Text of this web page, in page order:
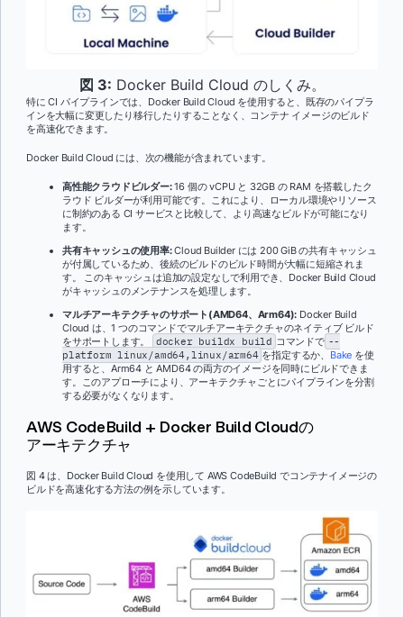
図 3: Docker Build Cloud のしくみ。
特に CI パイプラインでは、Docker Build Cloud を使用すると、既存のパイプラ
インを大幅に変更したり移行したりすることなく、コンテナ イメージのビルド
を高速化できます。
Docker Build Cloud には、次の機能が含まれています。
高性能クラウドビルダー:16 個の vCPU と 32GB の RAM を搭載したク
ラウド ビルダーが利用可能です。これにより、ローカル環境やリソース
に制約のある CI サービスと比較して、より高速なビルドが可能になり
ます。
共有キャッシュの使用率:Cloud Builder には 200 GiB の共有キャッシュ
が付属しているため、後続のビルドのビルド時間が大幅に短縮されま
す。 このキャッシュは追加の設定なしで利用でき、Docker Build Cloud
がキャッシュのメンテナンスを処理します。
マルチアーキテクチャのサポート(AMD64、Arm64): Docker Build
Cloud は、1 つのコマンドでマルチアーキテクチャのネイティブ ビルド
をサポートします。
docker buildx build コマンドで --
platform linux/amd64,linux/arm64 を指定するか、 Bake を使
用すると、Arm64 と AMD64 の両方のイメージを同時にビルドできま
す。このアプローチにより、アーキテクチャごとにパイプラインを分割
する必要がなくなります。
AWS CodeBuild + Docker Build Cloudの
アーキテクチャ
図 4 は、Docker Build Cloud を使用して AWS CodeBuild でコンテナイメージの
ビルドを高速化する方法の例を示しています。